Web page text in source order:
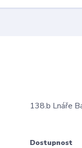
138.b Lnáře
Dostupnost